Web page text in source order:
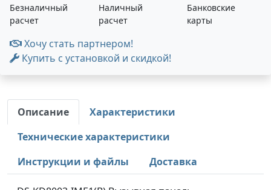
Безналичный
расчет
Наличный
расчет
Банковские
карты
Хочу стать партнером!
Купить с установкой и скидкой!
Описание
Характеристики
Технические характеристики
Инструкции и файлы
Доставка